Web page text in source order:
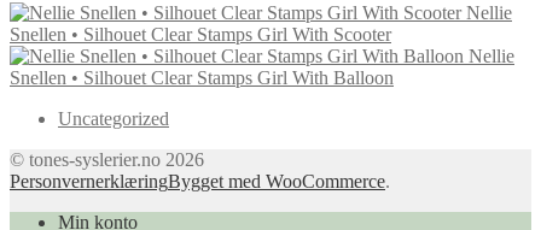
Nellie
Snellen • Silhouet Clear Stamps Girl With Scooter
Nellie
Snellen • Silhouet Clear Stamps Girl With Balloon
Uncategorized
© tones-syslerier.no 2026
PersonvernerklæringBygget med WooCommerce.
Min konto